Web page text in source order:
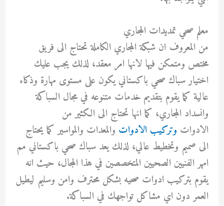
معلم صحي تمديدات المجاري
من المعروف ان شبكة المجاري الكاملة تحتاج الى فريق
مختص ومتمكن فيها لانها امر معقد، لذلك يجب عليك
اختيار سباك صحي باكستاني يكون على مستوى مهارة وذكاء
عالية كما يقوم بتقديم خدمات متنوعه في مجال السباكة
وانسداد المجاري، كما انها تحتاج الى الكثير من
الادوات وتركيب الادوات والمعدات والمواسير كما يحتاج
الى صميم وتخطيط عالي، لذلك يعد سباك صحي باكستاني مم
امهر الفنيين الصحيين المتخصصين في هذا المجال، حيث انه
يقوم بتركيب ادوات صحيه بشكل محترف وامن وسليم ليطيل
العمر دون اي مشاكل تواجهك في السباكة.